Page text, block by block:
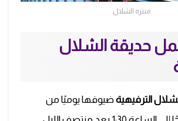
منتزه الشلال
حديقة الشلال
الترفيهيةضيوفها يوميًا من